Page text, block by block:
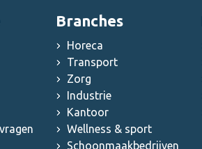
Branches
Horeca
Transport
Zorg
Industrie
Kantoor
Wellness & sport
Schoonmaakbedrijven